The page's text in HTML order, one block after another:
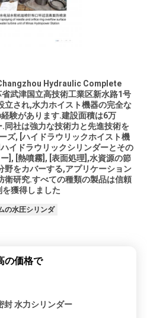
Hydraulic Complete
武津国立高技術工業区新水路1号
立され,水力ホイスト機器の完全な
験があります.建設面積は6万
社は強力な技術力と先進技術を
ズ, [ハイドラウリックホイスト機
イドラウリックシリンダーとその
], [熱噴霧], [表面処理],水資源の節
野をカバーする,アプリケーション
衛研究.すべての種類の製品は信頼
獲得しました
の水圧シリンダ
の価格で
封 水力シリンダー